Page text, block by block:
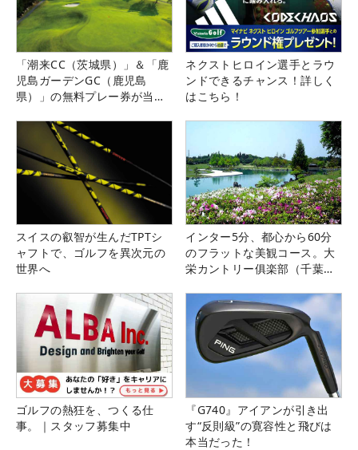
「潮来CC（茨城県）」＆「鹿
児島ガーデンGC（鹿児島
県）」の無料プレー券が当た
ネクストヒロイン選手とラウ
ンドできるチャンス！詳しく
はこちら！
スイスの叡智が生んだTPTシ
ャフトで、ゴルフを異次元の
世界へ
インター5分、都心から60分
のフラットな美観コース。大
栄カントリー俱楽部（千葉
ゴルフの熱狂を、つくる仕
事。｜スタッフ募集中
『G740』アイアンが引き出
す“反則級”の寛容性と飛びは
本当だった！